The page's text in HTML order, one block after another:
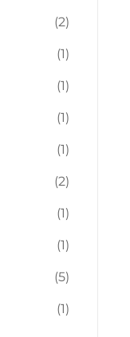
(2)
(1)
(1)
(1)
(1)
(2)
(1)
(1)
(5)
(1)